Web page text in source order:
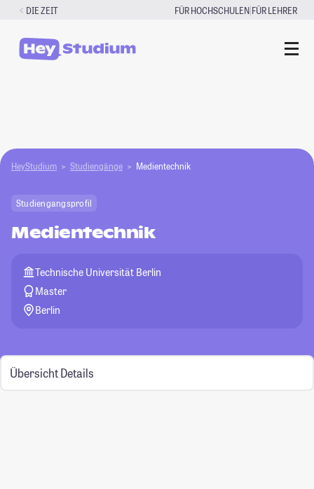
Zum
springen
DIE ZEIT FÜR HOCHSCHULEN|FÜR LEHRER
HeyStudium Studiengänge Medientechnik
Studiengangsprofil
Medientechnik
Technische Universität Berlin
Master
Berlin
Übersicht Details